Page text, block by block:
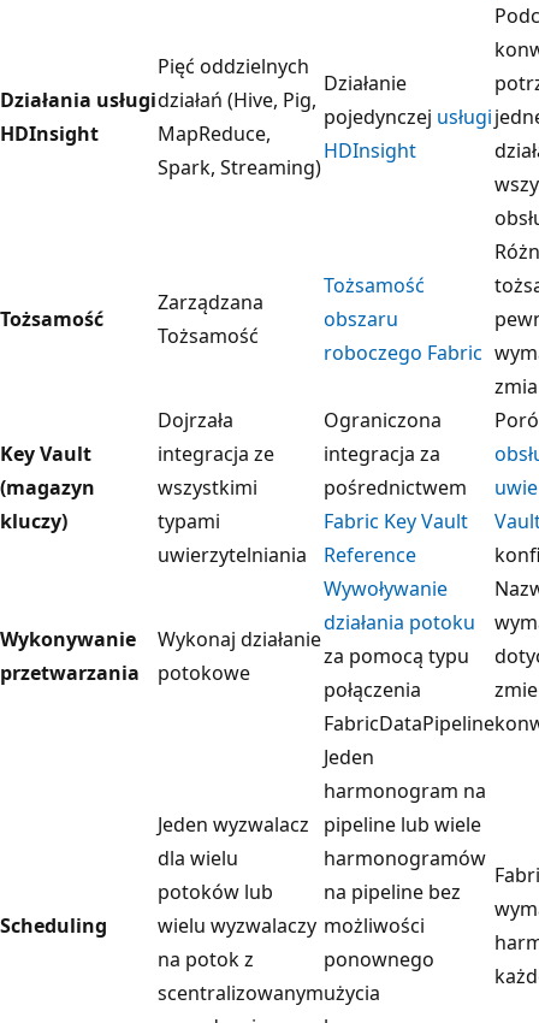
Działania usługi
HDInsight
Pięć oddzielnych
działań (Hive, Pig,
MapReduce,
Spark, Streaming)
Działanie
pojedynczej usługi
HDInsight
Tożsamość
Zarządzana
Tożsamość
Tożsamość
obszaru
roboczego Fabric
Key Vault
(magazyn
kluczy)
Dojrzała
integracja ze
wszystkimi
typami
uwierzytelniania
Ograniczona
integracja za
pośrednictwem
Fabric Key Vault
Reference
Wykonywanie
przetwarzania
Wykonaj działanie
potokowe
Wywoływanie
działania potoku
za pomocą typu
połączenia
FabricDataPipeline
Scheduling
Jeden wyzwalacz
dla wielu
potoków lub
wielu wyzwalaczy
na potok z
scentralizowanym
Jeden
harmonogram na
pipeline lub wiele
harmonogramów
na pipeline bez
możliwości
ponownego
użycia